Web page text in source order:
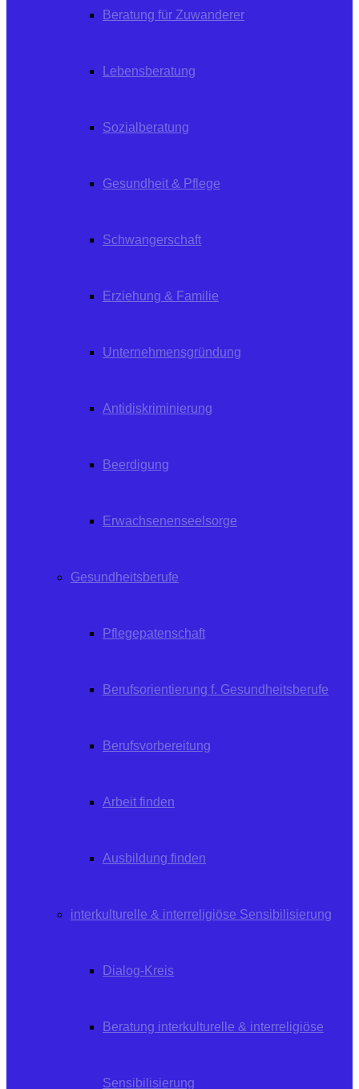
Beratung für Zuwanderer
Lebensberatung
Sozialberatung
Gesundheit & Pflege
Schwangerschaft
Erziehung & Familie
Unternehmensgründung
Antidiskriminierung
Beerdigung
Erwachsenenseelsorge
Gesundheitsberufe
Pflegepatenschaft
Berufsorientierung f. Gesundheitsberufe
Berufsvorbereitung
Arbeit finden
Ausbildung finden
interkulturelle & interreligiöse Sensibilisierung
Dialog-Kreis
Beratung interkulturelle & interreligiöse
Sensibilisierung